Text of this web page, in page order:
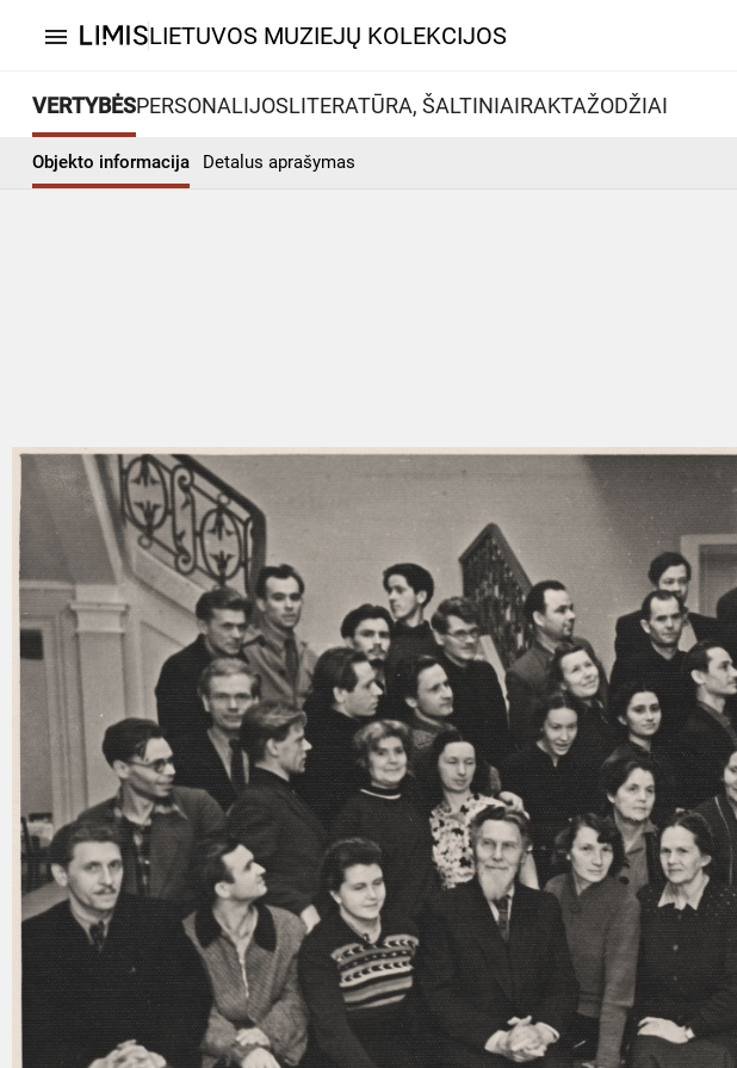
menu LIETUVOS MUZIEJŲ KOLEKCIJOS
VERTYBĖSPERSONALIJOSLITERATŪRA, ŠALTINIAIRAKTAŽODŽIAI
Objekto informacija Detalus aprašymas